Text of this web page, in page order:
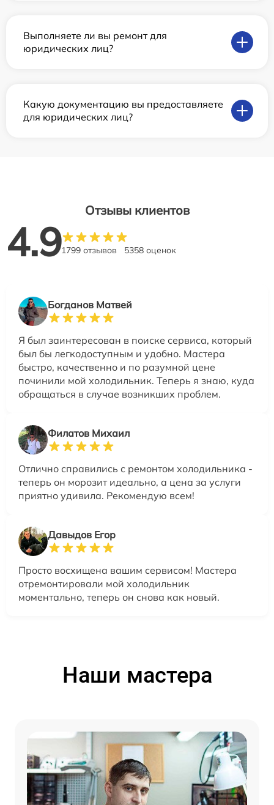
Выполняете ли вы ремонт для
юридических лиц?
Какую документацию вы предоставляете
для юридических лиц?
Отзывы клиентов
4.91799 отзывов 5358 оценок
Богданов Матвей
Я был заинтересован в поиске сервиса, который
был бы легкодоступным и удобно. Мастера
быстро, качественно и по разумной цене
починили мой холодильник. Теперь я знаю, куда
обращаться в случае возникших проблем.
Филатов Михаил
Отлично справились с ремонтом холодильника -
теперь он морозит идеально, а цена за услуги
приятно удивила. Рекомендую всем!
Давыдов Егор
Просто восхищена вашим сервисом! Мастера
отремонтировали мой холодильник
моментально, теперь он снова как новый.
Наши мастера